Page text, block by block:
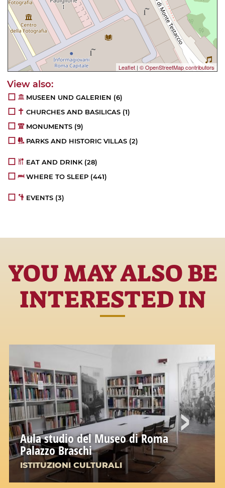
Leaflet | © OpenStreetMap contributors
MUSEEN UND GALERIEN (6)
CHURCHES AND BASILICAS (1)
MONUMENTS (9)
PARKS AND HISTORIC VILLAS (2)
EAT AND DRINK(28)
WHERE TO SLEEP (441)
EVENTS (3)
YOU MAY ALSO BE
INTERESTED IN
Aula studio del Museo di Roma
Palazzo Braschi
ISTITUZIONI CULTURALI